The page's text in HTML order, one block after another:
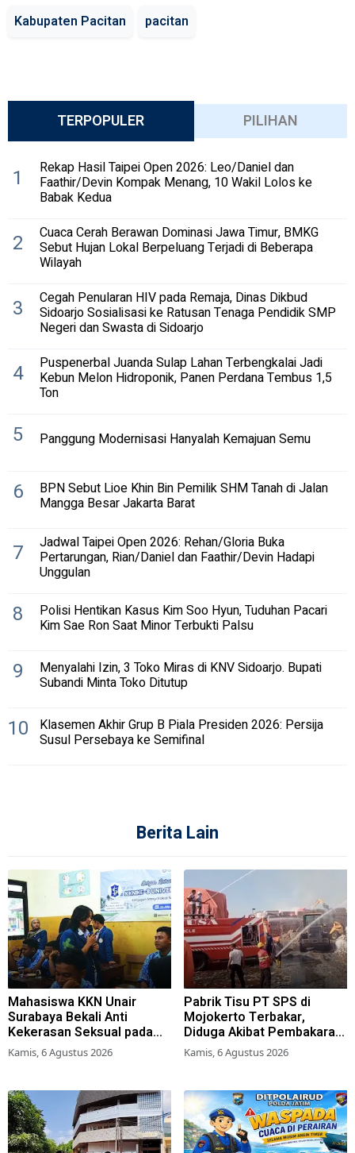
Kabupaten Pacitan pacitan
TERPOPULER PILIHAN
1 Rekap Hasil Taipei Open 2026: Leo/Daniel dan
Faathir/Devin Kompak Menang, 10 Wakil Lolos ke
Babak Kedua
2 Cuaca Cerah Berawan Dominasi Jawa Timur, BMKG
Sebut Hujan Lokal Berpeluang Terjadi di Beberapa
Wilayah
3 Cegah Penularan HIV pada Remaja, Dinas Dikbud
Sidoarjo Sosialisasi ke Ratusan Tenaga Pendidik SMP
Negeri dan Swasta di Sidoarjo
4 Puspenerbal Juanda Sulap Lahan Terbengkalai Jadi
Kebun Melon Hidroponik, Panen Perdana Tembus 1,5
Ton
5 Panggung Modernisasi Hanyalah Kemajuan Semu
6 BPN Sebut Lioe Khin Bin Pemilik SHM Tanah di Jalan
Mangga Besar Jakarta Barat
7 Jadwal Taipei Open 2026: Rehan/Gloria Buka
Pertarungan, Rian/Daniel dan Faathir/Devin Hadapi
Unggulan
8 Polisi Hentikan Kasus Kim Soo Hyun, Tuduhan Pacari
Kim Sae Ron Saat Minor Terbukti Palsu
9 Menyalahi Izin, 3 Toko Miras di KNV Sidoarjo. Bupati
Subandi Minta Toko Ditutup
10 Klasemen Akhir Grup B Piala Presiden 2026: Persija
Susul Persebaya ke Semifinal
Berita Lain
Mahasiswa KKN Unair
Surabaya Bekali Anti
Kekerasan Seksual pada
Siswa SMK
Kamis, 6 Agustus 2026
Pabrik Tisu PT SPS di
Mojokerto Terbakar,
Diduga Akibat Pembakaran
Lahan Tebu
Kamis, 6 Agustus 2026